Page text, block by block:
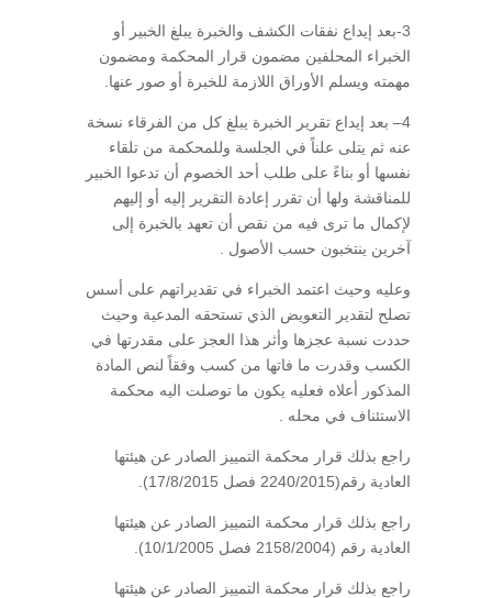
3-بعد إيداع نفقات الكشف والخبرة يبلغ الخبير أو
الخبراء المحلفين مضمون قرار المحكمة ومضمون
مهمته ويسلم الأوراق اللازمة للخبرة أو صور عنها.
4– بعد إيداع تقرير الخبرة يبلغ كل من الفرقاء نسخة
عنه ثم يتلى علناً في الجلسة وللمحكمة من تلقاء
نفسها أو بناءً على طلب أحد الخصوم أن تدعوا الخبير
للمناقشة ولها أن تقرر إعادة التقرير إليه أو إليهم
لإكمال ما ترى فيه من نقص أن تعهد بالخبرة إلى
آخرين ينتخبون حسب الأصول .
وعليه وحيث اعتمد الخبراء في تقديراتهم على أسس
تصلح لتقدير التعويض الذي تستحقه المدعية وحيث
حددت نسبة عجزها وأثر هذا العجز على مقدرتها في
الكسب وقدرت ما فاتها من كسب وفقاً لنص المادة
المذكور أعلاه فعليه يكون ما توصلت اليه محكمة
الاستئناف في محله .
راجع بذلك قرار محكمة التمييز الصادر عن هيئتها
العادية رقم(2240/2015 فصل 17/8/2015).
راجع بذلك قرار محكمة التمييز الصادر عن هيئتها
العادية رقم (2158/2004 فصل 10/1/2005).
راجع بذلك قرار محكمة التمييز الصادر عن هيئتها